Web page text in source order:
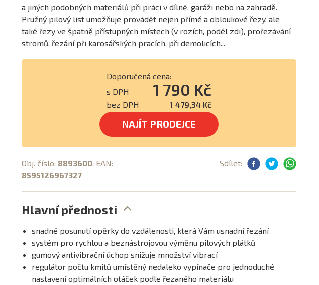
a jiných podobných materiálů při práci v dílně, garáži nebo na zahradě.
Pružný pilový list umožňuje provádět nejen přímé a obloukové řezy, ale
také řezy ve špatně přístupných místech (v rozích, podél zdi), prořezávání
stromů, řezání při karosářských pracích, při demolicích...
Doporučená cena:
s DPH
1 790 Kč
bez DPH 1 479,34 Kč
NAJÍT PRODEJCE
Obj. číslo: 8893600 , EAN:
8595126967327
Sdílet:
Hlavní přednosti
snadné posunutí opěrky do vzdálenosti, která Vám usnadní řezání
systém pro rychlou a beznástrojovou výměnu pilových plátků
gumový antivibrační úchop snižuje množství vibrací
regulátor počtu kmitů umístěný nedaleko vypínače pro jednoduché
nastavení optimálních otáček podle řezaného materiálu